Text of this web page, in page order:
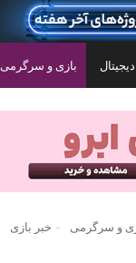
بازی و سرگرمی
خرده نان
و سرگرمی خبر بازی